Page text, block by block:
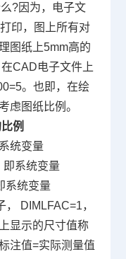
?因为，电子文
印，图上所有对
图纸上5mm高的
CAD电子文件上
。也即，在绘
虑图纸比例。
例
统变量
系统变量
系统变量
DIMLFAC=1，
显示的尺寸值称
注值=实际测量值